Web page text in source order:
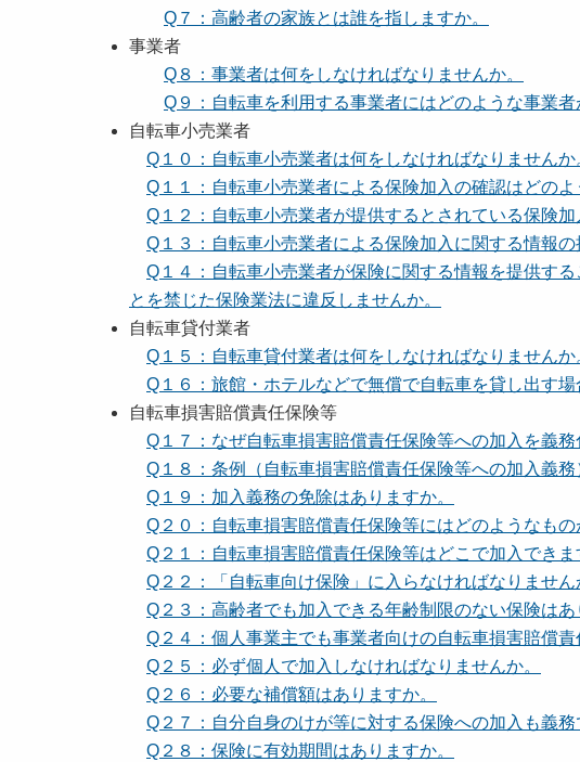
Q７：高齢者の家族とは誰を指しますか。
事業者
Q８：事業者は何をしなければなりませんか。
Q９：自転車を利用する事業者にはどのような事業者
自転車小売業者
Q１０：自転車小売業者は何をしなければなりませんか
Q１１：自転車小売業者による保険加入の確認はどのよ
Q１２：自転車小売業者が提供するとされている保険
Q１３：自転車小売業者による保険加入に関する情報
Q１４：自転車小売業者が保険に関する情報を提供す
とを禁じた保険業法に違反しませんか。
自転車貸付業者
Q１５：自転車貸付業者は何をしなければなりませんか
Q１６：旅館・ホテルなどで無償で自転車を貸し出す
自転車損害賠償責任保険等
Q１７：なぜ自転車損害賠償責任保険等への加入を義務
Q１８：条例（自転車損害賠償責任保険等への加入義務
Q１９：加入義務の免除はありますか。
Q２０：自転車損害賠償責任保険等にはどのようなもの
Q２１：自転車損害賠償責任保険等はどこで加入できま
Q２２：「自転車向け保険」に入らなければなりません
Q２３：高齢者でも加入できる年齢制限のない保険はあ
Q２４：個人事業主でも事業者向けの自転車損害賠償
Q２５：必ず個人で加入しなければなりませんか。
Q２６：必要な補償額はありますか。
Q２７：自分自身のけが等に対する保険への加入も義務
Q２８：保険に有効期間はありますか。